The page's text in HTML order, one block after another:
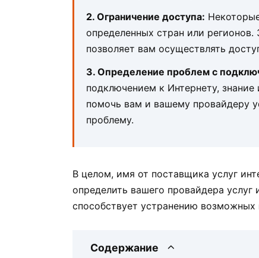
2. Ограничение доступа:
определенных стран или
позволяет вам осуществлять
3. Определение проблем с
подключением к Интернету,
помочь вам и вашему провайдеру
проблему.
В целом, имя от поставщика услуг
определить вашего провайдера услуг
способствует устранению
Содержание